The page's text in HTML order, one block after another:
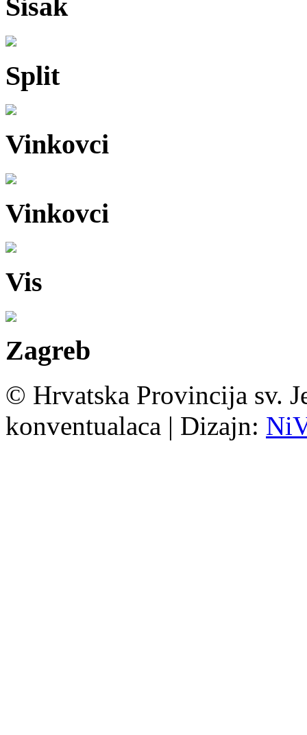
Sisak
Split
Vinkovci
Vinkovci
Vis
Zagreb
© Hrvatska Provincija sv.
konventualaca | Dizajn: